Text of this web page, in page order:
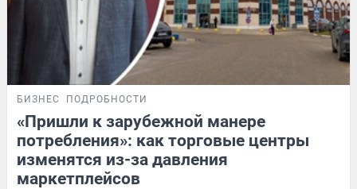
БИЗНЕС ПОДРОБНОСТИ
«Пришли к зарубежной манере
потребления»: как торговые центры
изменятся из-за давления
маркетплейсов